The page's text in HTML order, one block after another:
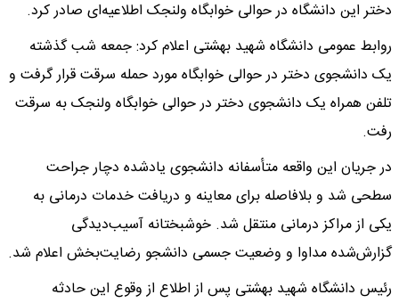
دختر این دانشگاه در حوالی خوابگاه ولنجک اطلاعیه‌ای صادر کرد.
روابط عمومی دانشگاه شهید بهشتی اعلام کرد: جمعه شب گذشته
یک دانشجوی دختر در حوالی خوابگاه مورد حمله سرقت قرار گرفت و
تلفن همراه یک دانشجوی دختر در حوالی خوابگاه ولنجک به سرقت
رفت.
در جریان این واقعه متأسفانه دانشجوی یادشده دچار جراحت
سطحی شد و بلافاصله برای معاینه و دریافت خدمات درمانی به
یکی از مراکز درمانی منتقل شد. خوشبختانه آسیب‌دیدگی
گزارش‌شده مداوا و وضعیت جسمی دانشجو رضایت‌بخش اعلام شد.
رئیس دانشگاه شهید بهشتی پس از اطلاع از وقوع این حادثه